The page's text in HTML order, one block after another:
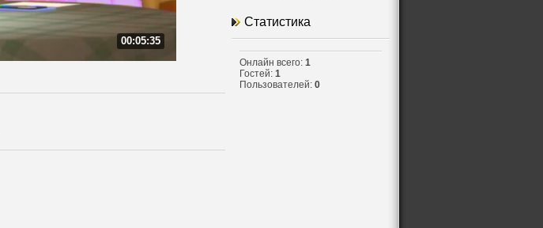
00:05:35
Статистика
Онлайн всего: 1
Гостей: 1
Пользователей: 0